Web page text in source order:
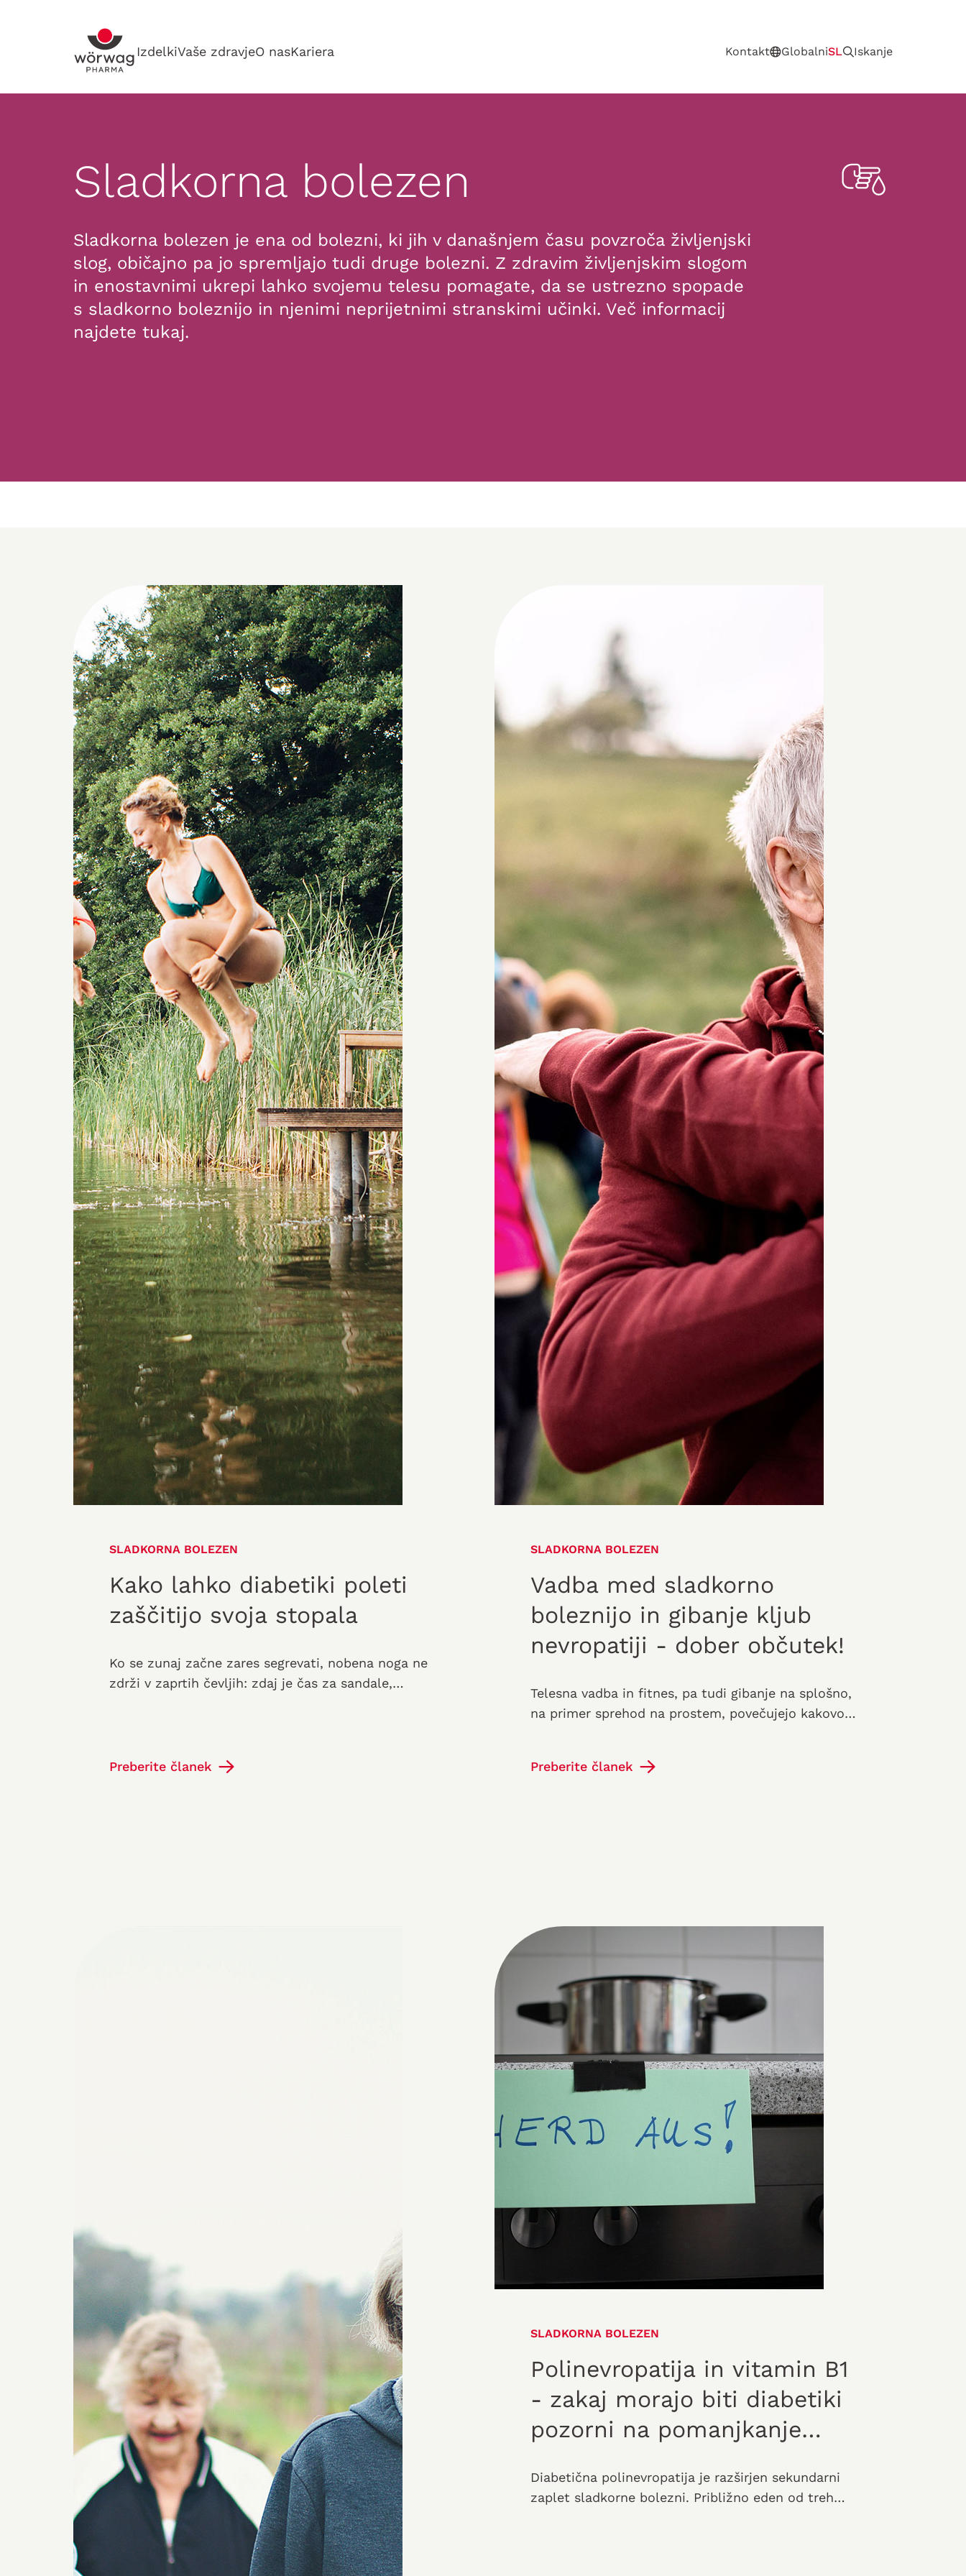
IzdelkiVaše zdravjeO nasKariera Kontakt GlobalniSL Iskanje
Sladkorna bolezen
Sladkorna bolezen je ena od bolezni, ki jih v današnjem času povzroča življenjski
slog, običajno pa jo spremljajo tudi druge bolezni. Z zdravim življenjskim slogom
in enostavnimi ukrepi lahko svojemu telesu pomagate, da se ustrezno spopade
s sladkorno boleznijo in njenimi neprijetnimi stranskimi učinki. Več informacij
najdete tukaj.
SLADKORNA BOLEZEN
Kako lahko diabetiki poleti
zaščitijo svoja stopala
Ko se zunaj začne zares segrevati, nobena noga ne
zdrži v zaprtih čevljih: zdaj je čas za sandale,
Preberite članek
SLADKORNA BOLEZEN
Vadba med sladkorno
boleznijo in gibanje kljub
nevropatiji - dober občutek!
Telesna vadba in fitnes, pa tudi gibanje na splošno,
na primer sprehod na prostem, povečujejo kakovost
Preberite članek
SLADKORNA BOLEZEN
Polinevropatija in vitamin B1
- zakaj morajo biti diabetiki
pozorni na pomanjkanje
Diabetična polinevropatija je razširjen sekundarni
zaplet sladkorne bolezni. Približno eden od treh